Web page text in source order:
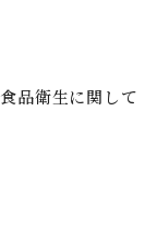
食品衛生に関して